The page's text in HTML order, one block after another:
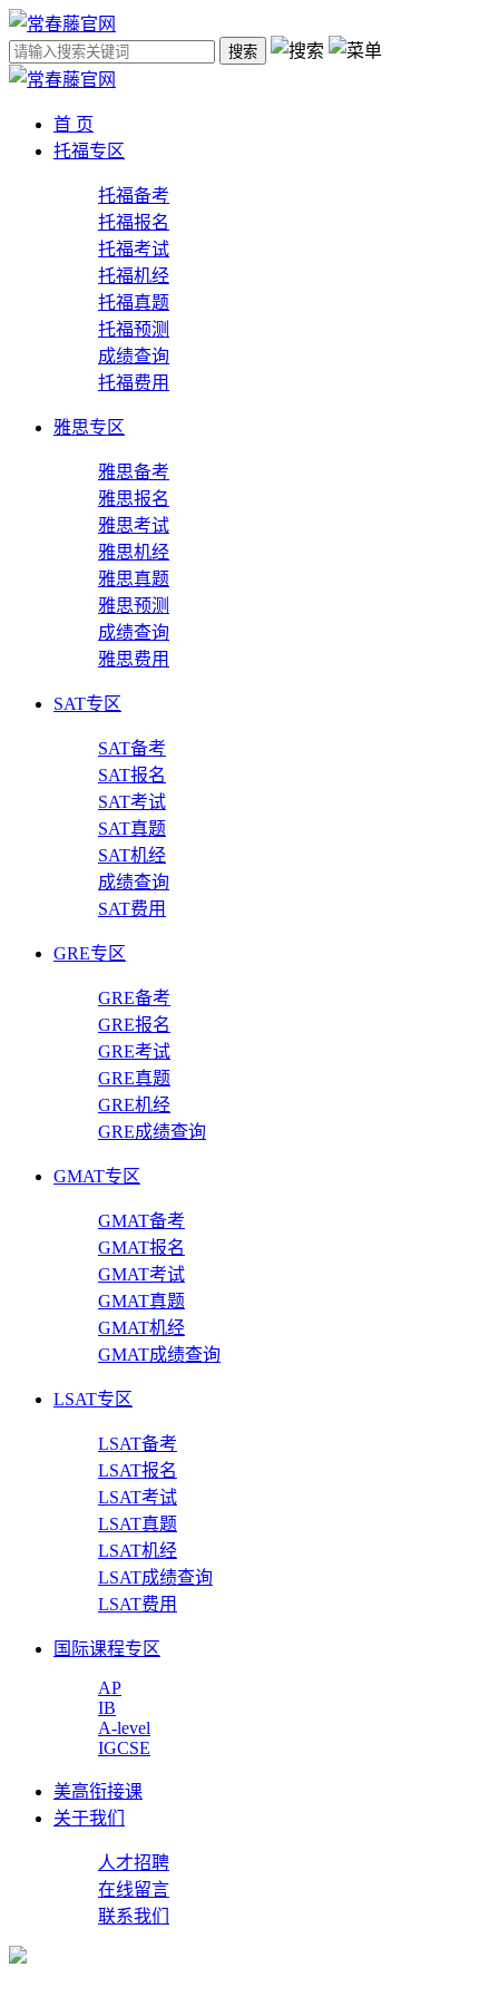
搜索
首 页
托福专区
托福备考
托福报名
托福考试
托福机经
托福真题
托福预测
成绩查询
托福费用
雅思专区
雅思备考
雅思报名
雅思考试
雅思机经
雅思真题
雅思预测
成绩查询
雅思费用
SAT专区
SAT备考
SAT报名
SAT考试
SAT真题
SAT机经
成绩查询
SAT费用
GRE专区
GRE备考
GRE报名
GRE考试
GRE真题
GRE机经
GRE成绩查询
GMAT专区
GMAT备考
GMAT报名
GMAT考试
GMAT真题
GMAT机经
GMAT成绩查询
LSAT专区
LSAT备考
LSAT报名
LSAT考试
LSAT真题
LSAT机经
LSAT成绩查询
LSAT费用
国际课程专区
AP
IB
A-level
IGCSE
美高衔接课
关于我们
人才招聘
在线留言
联系我们